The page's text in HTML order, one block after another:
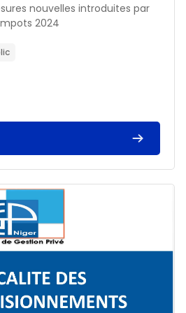
nouvelles introduites par
2024
APPROVISIONNEMENTS